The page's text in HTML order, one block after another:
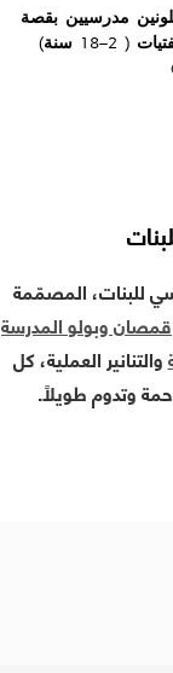
مدرسيين بقصة
سنة)
للبنات، المصمّمة
قمصان وبولو المدرسة
والتنانير العملية، كل
وتدوم طويلاً.